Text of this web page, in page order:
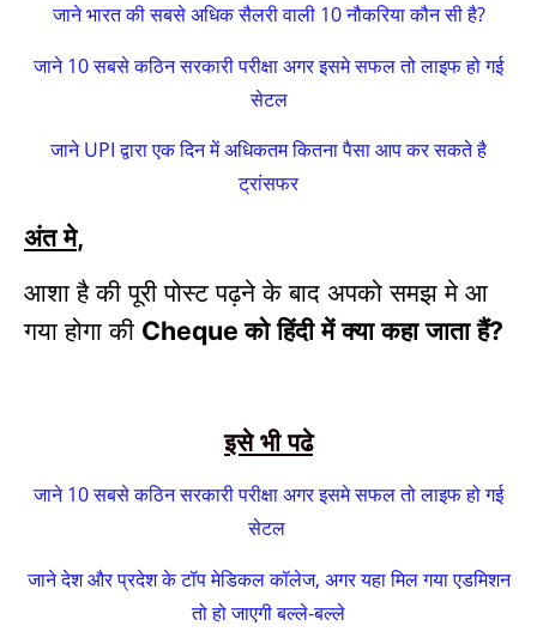
जाने भारत की सबसे अधिक सैलरी वाली 10 नौकरिया कौन सी है?
जाने 10 सबसे कठिन सरकारी परीक्षा अगर इसमे सफल तो लाइफ हो गई
सेटल
जाने UPI द्वारा एक दिन में अधिकतम कितना पैसा आप कर सकते है
ट्रांसफर
अंत मे,
आशा है की पूरी पोस्ट पढ़ने के बाद अपको समझ मे आ
गया होगा की Chequeको हिंदी में क्या कहा जाता हैं?
इसे भी पढे
जाने 10 सबसे कठिन सरकारी परीक्षा अगर इसमे सफल तो लाइफ हो गई
सेटल
जाने देश और प्रदेश के टॉप मेडिकल कॉलेज, अगर यहा मिल गया एडमिशन
तो हो जाएगी बल्ले-बल्ले